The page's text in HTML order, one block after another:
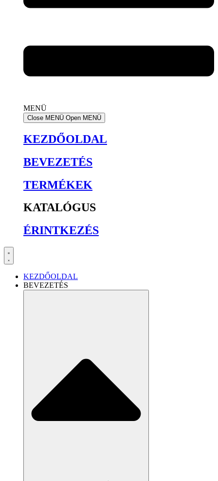
MENÜ
Close MENÜ Open MENÜ
KEZDŐOLDAL
BEVEZETÉS
TERMÉKEK
KATALÓGUS
ÉRINTKEZÉS
KEZDŐOLDAL
BEVEZETÉS